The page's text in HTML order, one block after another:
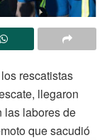
rescatistas
llegaron
las labores de
que sacudió